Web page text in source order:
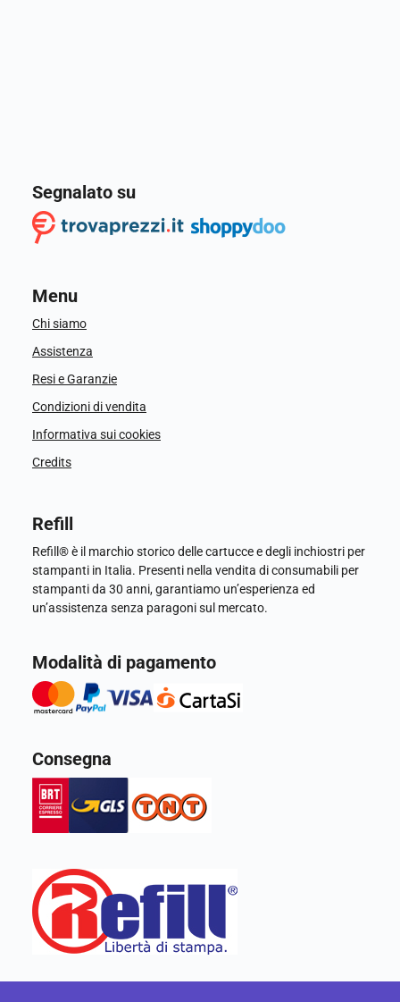
Segnalato su
Menu
Chi siamo
Assistenza
Resi e Garanzie
Condizioni di vendita
Informativa sui cookies
Credits
Refill
Refill® è il marchio storico delle cartucce e degli inchiostri per
stampanti in Italia. Presenti nella vendita di consumabili per
stampanti da 30 anni, garantiamo un’esperienza ed
un’assistenza senza paragoni sul mercato.
Modalità di pagamento
Consegna